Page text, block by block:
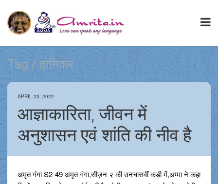
Tag / हानिकर
APRIL 23, 2022
आज्ञाकारिता, जीवन में
अनुशासन एवं शांति की नीव है
अमृत गंगा S2-49 अमृत गंगा,सीज़न २ की उनचासवीं कड़ी में,अम्मा ने कहा